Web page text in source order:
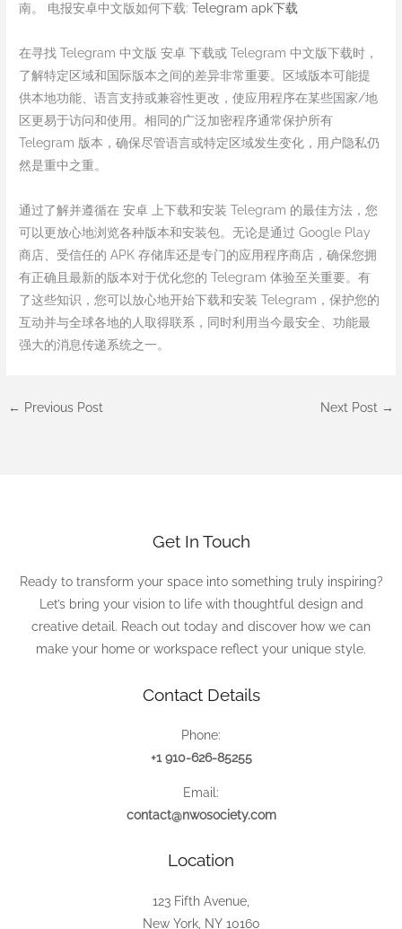
南。 电报安卓中文版如何下载:Telegram apk下载
在寻找 Telegram 中文版 安卓 下载或 Telegram 中文版下载时，
了解特定区域和国际版本之间的差异非常重要。区域版本可能提
供本地功能、语言支持或兼容性更改，使应用程序在某些国家/地
区更易于访问和使用。相同的广泛加密程序通常保护所有
Telegram 版本，确保尽管语言或特定区域发生变化，用户隐私仍
然是重中之重。
通过了解并遵循在 安卓 上下载和安装 Telegram 的最佳方法，您
可以更放心地浏览各种版本和安装包。无论是通过 Google Play
商店、受信任的 APK 存储库还是专门的应用程序商店，确保您拥
有正确且最新的版本对于优化您的 Telegram 体验至关重要。有
了这些知识，您可以放心地开始下载和安装 Telegram，保护您的
互动并与全球各地的人取得联系，同时利用当今最安全、功能最
强大的消息传递系统之一。
← Previous Post Next Post →
Get In Touch
Ready to transform your space into something truly inspiring?
Let’s bring your vision to life with thoughtful design and
creative detail. Reach out today and discover how we can
make your home or workspace reflect your unique style.
Contact Details
Phone:
+1 910-626-85255
Email:
contact@nwosociety.com
Location
123 Fifth Avenue,
New York, NY 10160